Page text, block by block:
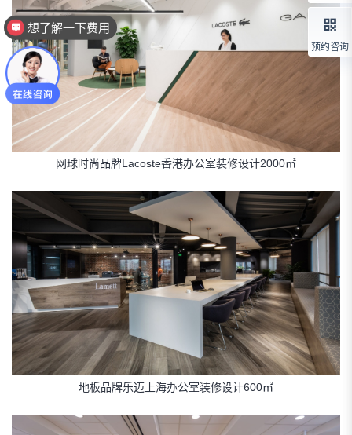
网球时尚品牌Lacoste香港办公室装修设计2000㎡
地板品牌乐迈上海办公室装修设计600㎡
预约咨询
想了解一下费用
想了解你们的资质